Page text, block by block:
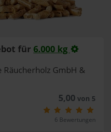
für 6.000 kg
Räucherholz GmbH &
5,00 von 5
6 Bewertungen